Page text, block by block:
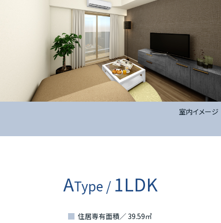
室内イメージ
AType / 1LDK
住居専有面積／ 39.59㎡